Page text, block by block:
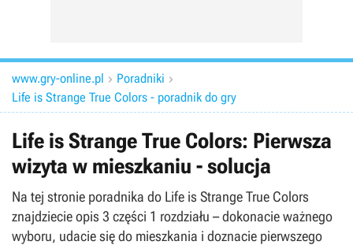
www.gry-online.pl  Poradniki 
Life is Strange True Colors - poradnik do gry
Life is Strange True Colors: Pierwsza
wizyta w mieszkaniu - solucja
Na tej stronie poradnika do Life is Strange True Colors
znajdziecie opis 3 części 1 rozdziału – dokonacie ważnego
wyboru, udacie się do mieszkania i doznacie pierwszego